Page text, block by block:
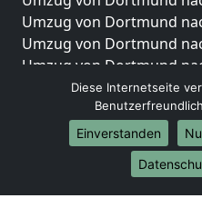
Umzug von Dortmund
Umzug von Dortmund
Umzug von Dortmund
Umzug von Dortmund
Umzug von Dortmund
Umzug von Dortmund
Internationale-
Umzug von Dortmund
Diese Internetseite
Einverstanden